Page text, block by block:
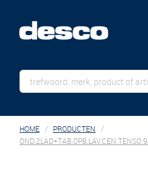
HOME
PRODUCTEN
OND.2LAD+TAB.OPB.LAV.CEN.TENSO